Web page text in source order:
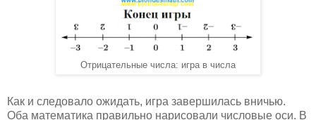
Отрицательные числа: игра в числа
Как и следовало ожидать, игра завершилась вничью.
Оба математика правильно нарисовали числовые оси. В